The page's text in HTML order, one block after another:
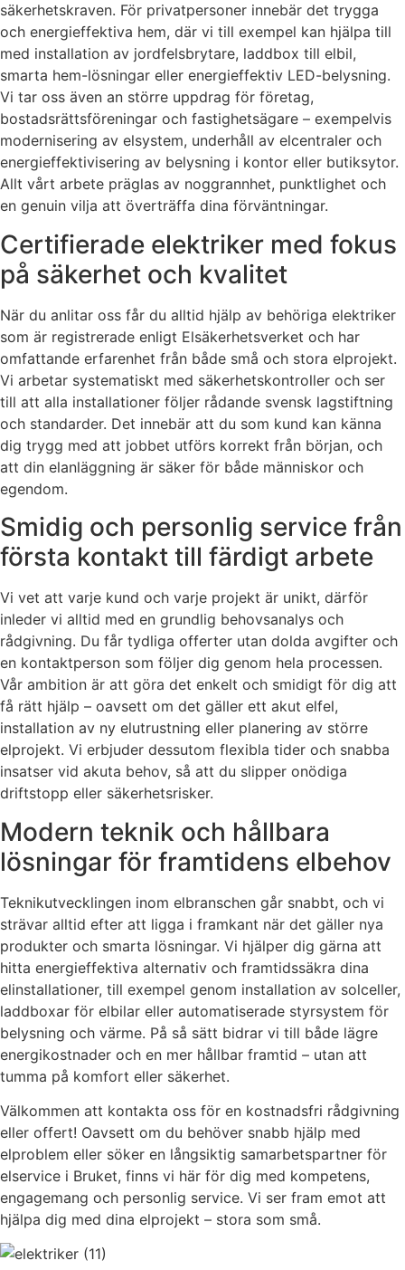
säkerhetskraven. För privatpersoner innebär det trygga
och energieffektiva hem, där vi till exempel kan hjälpa till
med installation av jordfelsbrytare, laddbox till elbil,
smarta hem-lösningar eller energieffektiv LED-belysning.
Vi tar oss även an större uppdrag för företag,
bostadsrättsföreningar och fastighetsägare – exempelvis
modernisering av elsystem, underhåll av elcentraler och
energieffektivisering av belysning i kontor eller butiksytor.
Allt vårt arbete präglas av noggrannhet, punktlighet och
en genuin vilja att överträffa dina förväntningar.
Certifierade elektriker med fokus
på säkerhet och kvalitet
När du anlitar oss får du alltid hjälp av behöriga elektriker
som är registrerade enligt Elsäkerhetsverket och har
omfattande erfarenhet från både små och stora elprojekt.
Vi arbetar systematiskt med säkerhetskontroller och ser
till att alla installationer följer rådande svensk lagstiftning
och standarder. Det innebär att du som kund kan känna
dig trygg med att jobbet utförs korrekt från början, och
att din elanläggning är säker för både människor och
egendom.
Smidig och personlig service från
första kontakt till färdigt arbete
Vi vet att varje kund och varje projekt är unikt, därför
inleder vi alltid med en grundlig behovsanalys och
rådgivning. Du får tydliga offerter utan dolda avgifter och
en kontaktperson som följer dig genom hela processen.
Vår ambition är att göra det enkelt och smidigt för dig att
få rätt hjälp – oavsett om det gäller ett akut elfel,
installation av ny elutrustning eller planering av större
elprojekt. Vi erbjuder dessutom flexibla tider och snabba
insatser vid akuta behov, så att du slipper onödiga
driftstopp eller säkerhetsrisker.
Modern teknik och hållbara
lösningar för framtidens elbehov
Teknikutvecklingen inom elbranschen går snabbt, och vi
strävar alltid efter att ligga i framkant när det gäller nya
produkter och smarta lösningar. Vi hjälper dig gärna att
hitta energieffektiva alternativ och framtidssäkra dina
elinstallationer, till exempel genom installation av solceller,
laddboxar för elbilar eller automatiserade styrsystem för
belysning och värme. På så sätt bidrar vi till både lägre
energikostnader och en mer hållbar framtid – utan att
tumma på komfort eller säkerhet.
Välkommen att kontakta oss för en kostnadsfri rådgivning
eller offert! Oavsett om du behöver snabb hjälp med
elproblem eller söker en långsiktig samarbetspartner för
elservice i Bruket, finns vi här för dig med kompetens,
engagemang och personlig service. Vi ser fram emot att
hjälpa dig med dina elprojekt – stora som små.